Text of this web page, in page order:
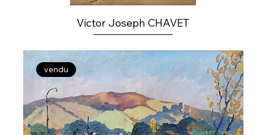
Victor Joseph CHAVET
vendu